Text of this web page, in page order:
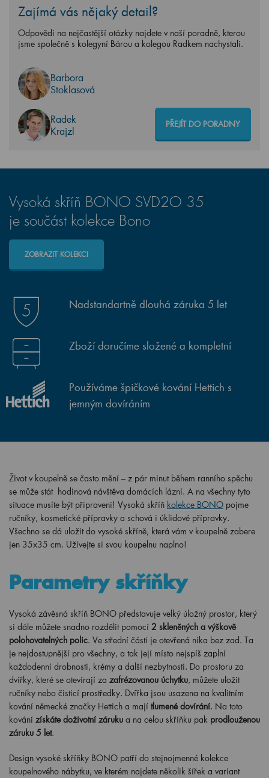
Zajímá vás nějaký detail?
Odpovědi na nejčastější otázky najdete v naší poradně, kterou
jsme společně s kolegyní Bárou a kolegou Radkem nachystali.
Barbora
Stoklasová
Radek
Krajzl
PŘEJÍT DO PORADNY
Vysoká skříň BONO SVD2O 35
je součást kolekce Bono
ZOBRAZIT KOLEKCI
Nadstandartně dlouhá záruka 5 let
Zboží doručíme složené a kompletní
Používáme špičkové kování Hettich s
jemným dovíráním
Život v koupelně se často mění – z pár minut během ranního spěchu
se může stát hodinová návštěva domácích lázní. A na všechny tyto
situace musíte být připraveni! Vysoká skříň kolekce BONO pojme
ručníky, kosmetické přípravky a schová i úklidové přípravky.
Všechno se dá uložit do vysoké skříně, která vám v koupelně zabere
jen 35x35 cm. Užívejte si svou koupelnu naplno!
Parametry skříňky
Vysoká závěsná skříň BONO představuje velký úložný prostor, který
si dále můžete snadno rozdělit pomocí 2 skleněných a výškově
polohovatelných polic. Ve střední části je otevřená nika bez zad. Ta
je nejdostupnější pro všechny, a tak její místo nejspíš zaplní
každodenní drobnosti, krémy a další nezbytnosti. Do prostoru za
dvířky, které se otevírají za zafrézovanou úchytku, můžete uložit
ručníky nebo čisticí prostředky. Dvířka jsou usazena na kvalitním
kování německé značky Hettich a mají tlumené dovírání. Na toto
kování získáte doživotní záruku a na celou skříňku pak prodlouženou
záruku 5 let.
Design vysoké skříňky BONO patří do stejnojmenné kolekce
koupelnového nábytku, ve kterém najdete několik šířek a variant